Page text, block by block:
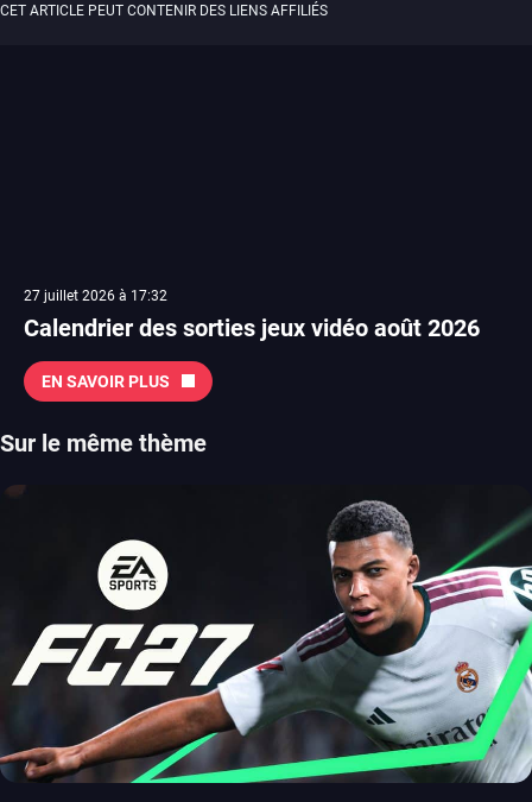
CET ARTICLE PEUT CONTENIR DES LIENS AFFILIÉS
27 juillet 2026 à 17:32
Calendrier des sorties jeux vidéo août 2026
EN SAVOIR PLUS
Sur le même thème